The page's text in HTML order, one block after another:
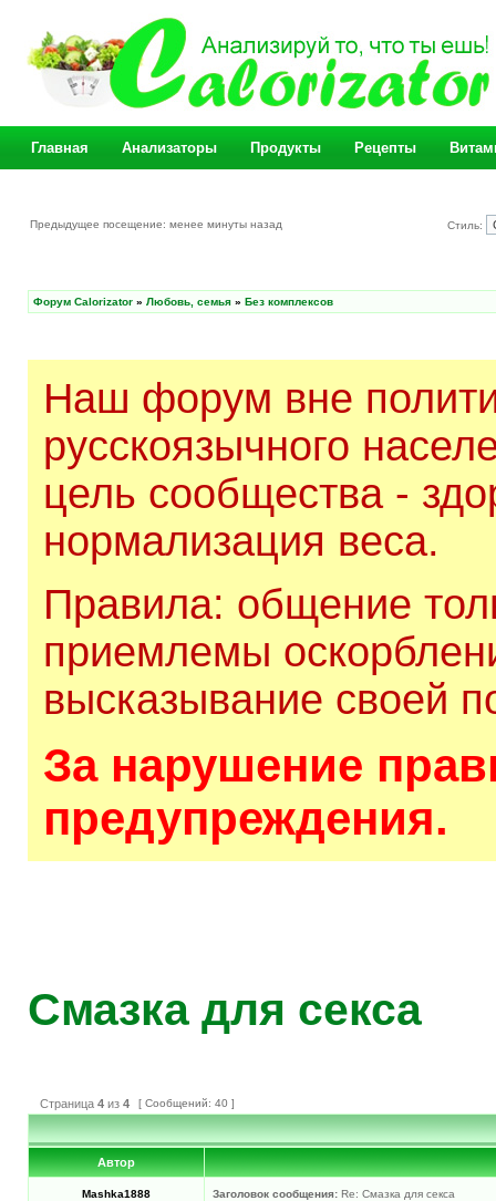
Главная Анализаторы Продукты Рецепты
Предыдущее посещение: менее минуты назад Стиль:
Форум Calorizator » Любовь, семья » Без комплексов
Наш форум вне
русскоязычного
цель сообщества -
нормализация веса.
Правила: общение
приемлемы
высказывание своей
За нарушение
предупреждения.
Смазка для секса
Страница 4 из 4 [ Сообщений: 40 ]
Автор
Mashka1888 Заголовок сообщения: Re: Смазка для секса